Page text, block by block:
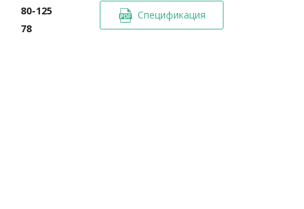
80-125
78
Спецификация